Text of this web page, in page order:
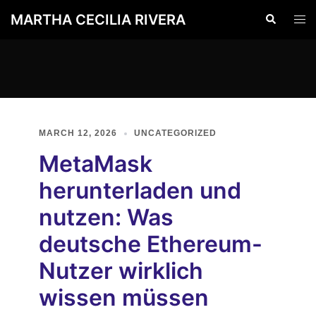
MARTHA CECILIA RIVERA Search
MARCH 12, 2026 UNCATEGORIZED
MetaMask
herunterladen und
nutzen: Was
deutsche Ethereum-
Nutzer wirklich
wissen müssen